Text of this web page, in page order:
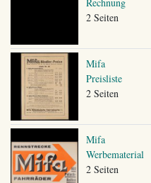
2 Seiten
Mifa
Preisliste
2 Seiten
Mifa
Werbematerial
2 Seiten